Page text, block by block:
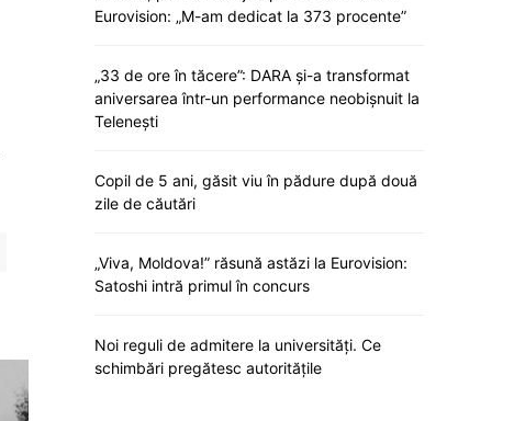
Eurovision: „M-am dedicat la 373 procente”
„33 de ore în tăcere”: DARA și-a transformat
aniversarea într-un performance neobișnuit la
Telenești
Copil de 5 ani, găsit viu în pădure după două
zile de căutări
„Viva, Moldova!” răsună astăzi la Eurovision:
Satoshi intră primul în concurs
Noi reguli de admitere la universități. Ce
schimbări pregătesc autoritățile